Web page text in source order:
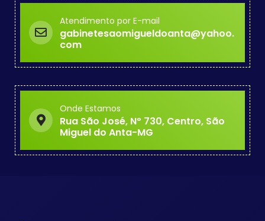
Atendimento por E-mail
gabinetesaomigueldoanta@yahoo.
com
Onde Estamos
Rua São José, Nº 730, Centro, São
Miguel do Anta-MG